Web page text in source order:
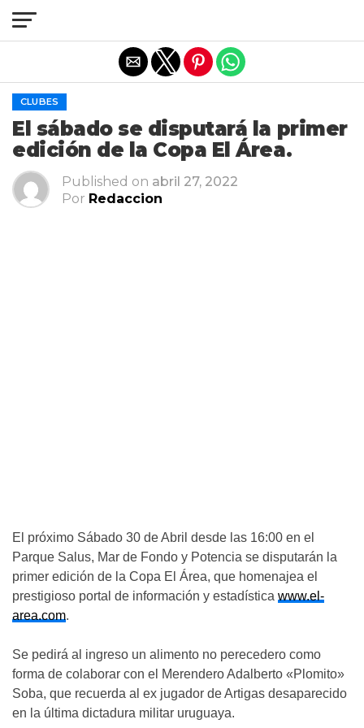
CLUBES
El sábado se disputará la primer
edición de la Copa El Área.
Published on abril 27, 2022
Por Redaccion
El próximo Sábado 30 de Abril desde las 16:00 en el
Parque Salus, Mar de Fondo y Potencia se disputarán la
primer edición de la Copa El Área, que homenajea el
prestigioso portal de información y estadística www.el-
area.com.
Se pedirá al ingreso un alimento no perecedero como
forma de colaborar con el Merendero Adalberto «Plomito»
Soba, que recuerda al ex jugador de Artigas desaparecido
en la última dictadura militar uruguaya.